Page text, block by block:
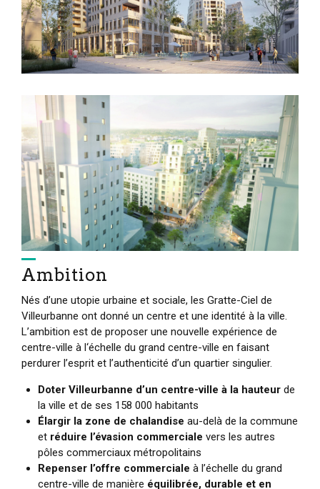
Ambition
Nés d’une utopie urbaine et sociale, les Gratte-Ciel de
Villeurbanne ont donné un centre et une identité à la ville.
L’ambition est de proposer une nouvelle expérience de
centre-ville à l‘échelle du grand centre-ville en faisant
perdurer l’esprit et l’authenticité d’un quartier singulier.
Doter Villeurbanne d’un centre-ville à la hauteurde
la ville et de ses 158 000 habitants
Élargir la zone de chalandise au-delà de la commune
et réduire l’évasion commerciale vers les autres
pôles commerciaux métropolitains
Repenser l’offre commerciale à l’échelle du grand
centre-ville de manière équilibrée, durable et en